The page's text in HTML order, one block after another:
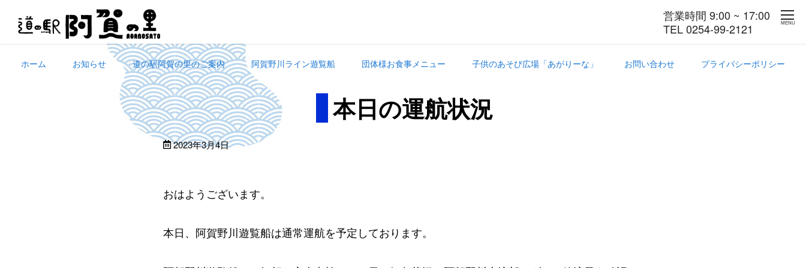
営業時間 9:00 ~ 17:00
TEL 0254-99-2121
MENU
ホーム お知らせ 道の駅阿賀の里のご案内 阿賀野川ライン遊覧船 団体様お食事メニュー 子供のあそび広場「あがりーな」 お問い合わせ プライバシーポリシー
本日の運航状況
2023年3月4日
おはようございます。
本日、阿賀野川遊覧船は通常運航を予定しております。